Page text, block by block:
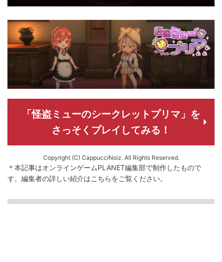
「怪盗ミューのシークレットプリマ」を
さっそくプレイしてみる！
Copyright (C) CappucciNoiz. All Rights Reserved.
＊本記事はオンラインゲームPLANET編集部で制作したもので
す。 編集者の詳しい紹介はこちらをご覧ください。